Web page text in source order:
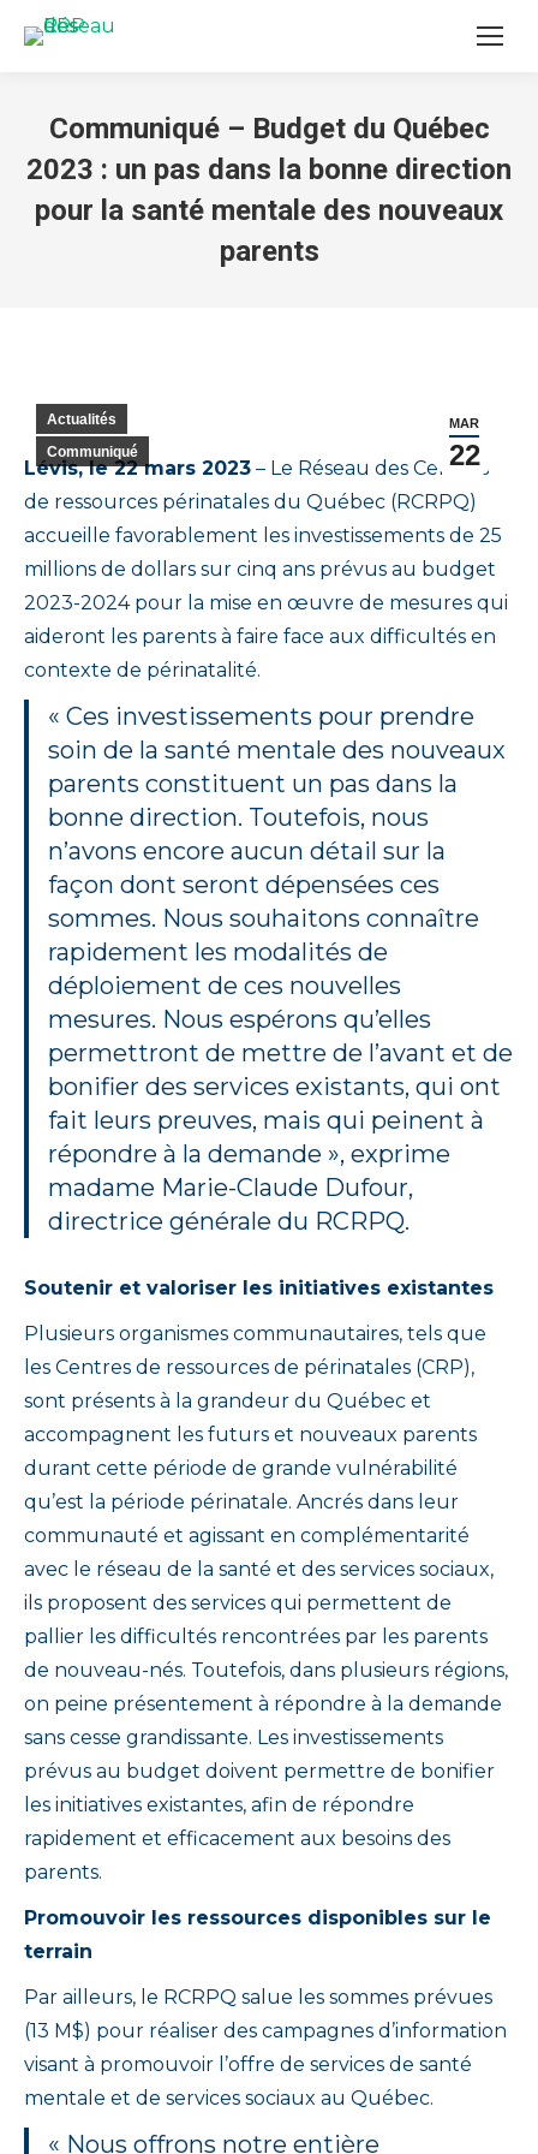
Communiqué – Budget du Québec
2023 : un pas dans la bonne direction
pour la santé mentale des nouveaux
parents
MAR
22
Actualités
Communiqué
Lévis, le 22 mars 2023 – Le Réseau des Centres
de ressources périnatales du Québec (RCRPQ)
accueille favorablement les investissements de 25
millions de dollars sur cinq ans prévus au budget
2023-2024 pour la mise en œuvre de mesures qui
aideront les parents à faire face aux difficultés en
contexte de périnatalité.
« Ces investissements pour prendre
soin de la santé mentale des nouveaux
parents constituent un pas dans la
bonne direction. Toutefois, nous
n’avons encore aucun détail sur la
façon dont seront dépensées ces
sommes. Nous souhaitons connaître
rapidement les modalités de
déploiement de ces nouvelles
mesures. Nous espérons qu’elles
permettront de mettre de l’avant et de
bonifier des services existants, qui ont
fait leurs preuves, mais qui peinent à
répondre à la demande », exprime
madame Marie-Claude Dufour,
directrice générale du RCRPQ.
Soutenir et valoriser les initiatives existantes
Plusieurs organismes communautaires, tels que
les Centres de ressources de périnatales (CRP),
sont présents à la grandeur du Québec et
accompagnent les futurs et nouveaux parents
durant cette période de grande vulnérabilité
qu’est la période périnatale. Ancrés dans leur
communauté et agissant en complémentarité
avec le réseau de la santé et des services sociaux,
ils proposent des services qui permettent de
pallier les difficultés rencontrées par les parents
de nouveau-nés. Toutefois, dans plusieurs régions,
on peine présentement à répondre à la demande
sans cesse grandissante. Les investissements
prévus au budget doivent permettre de bonifier
les initiatives existantes, afin de répondre
rapidement et efficacement aux besoins des
parents.
Promouvoir les ressources disponibles sur le
terrain
Par ailleurs, le RCRPQ salue les sommes prévues
(13 M$) pour réaliser des campagnes d’information
visant à promouvoir l’offre de services de santé
mentale et de services sociaux au Québec.
« Nous offrons notre entière